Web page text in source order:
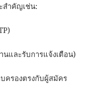
สำคัญเช่น:
นและรับการแจ้งเตือน)
ครองตรงกับผู้สมัคร